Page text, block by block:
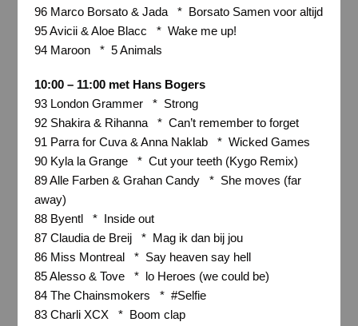
96 Marco Borsato & Jada * Borsato Samen voor altijd
95 Avicii & Aloe Blacc * Wake me up!
94 Maroon * 5 Animals
10:00 – 11:00 met Hans Bogers
93 London Grammer * Strong
92 Shakira & Rihanna * Can’t remember to forget
91 Parra for Cuva & Anna Naklab * Wicked Games
90 Kyla la Grange * Cut your teeth (Kygo Remix)
89 Alle Farben & Grahan Candy * She moves (far
away)
88 Byentl * Inside out
87 Claudia de Breij * Mag ik dan bij jou
86 Miss Montreal * Say heaven say hell
85 Alesso & Tove * lo Heroes (we could be)
84 The Chainsmokers * #Selfie
83 Charli XCX * Boom clap